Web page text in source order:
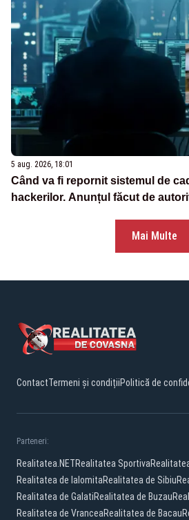
5 aug. 2026, 18:01
Când va fi repornit sistemul de
hackerilor. Anunțul făcut de
Mai Multe
ContactTermeni și condițiiPolitică de
Parteneri:
Realitatea.NETRealitatea Sportiva
Realitatea de IalomitaRealitatea de Sibiu
Realitatea de GalatiRealitatea de Buzau
Realitatea de VranceaRealitatea de Bacau